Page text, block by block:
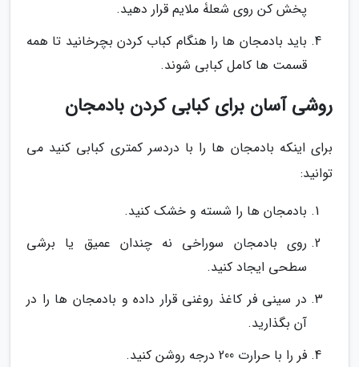
پخش کن روی شعلۀ ملایم قرار دهید.
باید بادمجان ها را هنگام کباب کردن بچرخانید تا همه
قسمت ها کامل کبابی شوند.
روشی آسان برای کبابی کردن بادمجان
برای اینکه بادمجان ها را با دردسر کمتری کبابی کنید می
توانید:
بادمجان ها را شسته و خشک کنید.
روی بادمجان سوراخی نه چندان عمیق یا برشی
سطحی ایجاد کنید.
در سینی فر کاغذ روغنی قرار داده و بادمجان ها را در
آن بگذارید.
فر را با حرارت 200 درجه روشن کنید.